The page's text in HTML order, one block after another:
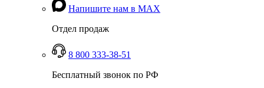
Напишите нам в MAX
Отдел продаж
8 800 333-38-51
Бесплатный звонок по РФ